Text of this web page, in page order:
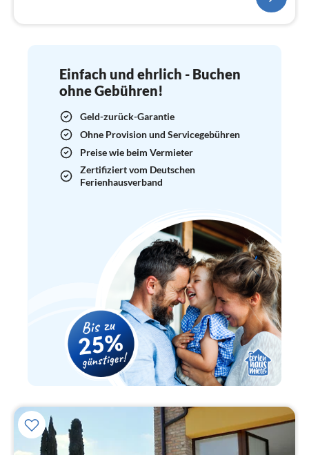
Einfach und ehrlich - Buchen
ohne Gebühren!
Geld-zurück-Garantie
Ohne Provision und Servicegebühren
Preise wie beim Vermieter
Zertifiziert vom Deutschen
Ferienhausverband